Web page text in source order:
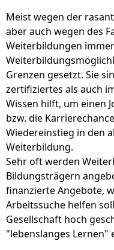
Meist wegen der
aber auch wegen des
Weiterbildungen
Grenzen gesetzt. Sie
zertifiziertes als auch
Wissen hilft, um einen
bzw. die
Wiedereinstieg in den
Weiterbildung.
Sehr oft werden
Bildungsträgern
finanzierte Angebote,
Arbeitssuche helfen
Gesellschaft hoch
"lebenslanges Lernen"